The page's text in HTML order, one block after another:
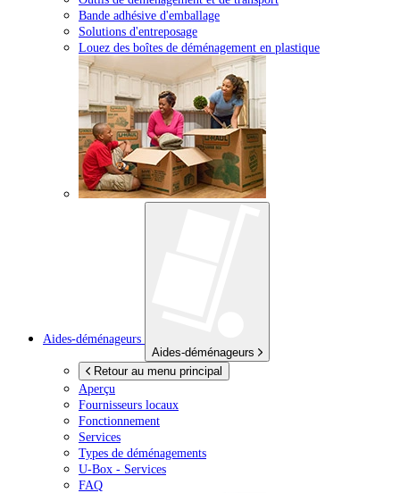
Bande adhésive d'emballage
Solutions d'entreposage
Louez des boîtes de déménagement en plastique
Aides-déménageurs
Aides-déménageurs
Retour au menu principal
Aperçu
Fournisseurs locaux
Fonctionnement
Services
Types de déménagements
U-Box - Services
FAQ